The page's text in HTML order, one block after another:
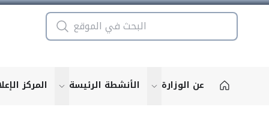
عن الوزارة show submenu for "More"
الأنشطة الرئيسة for "More"
المركز